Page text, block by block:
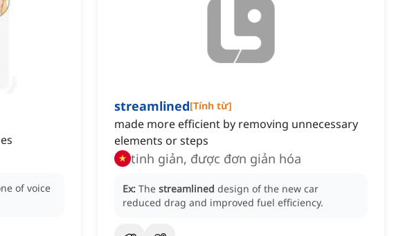
of voice
streamlined[Tính từ]
made more efficient by removing unnecessary
elements or steps
tinh giản, được đơn giản hóa
Ex: The streamlined design of the new car
reduced drag and improved fuel efficiency.